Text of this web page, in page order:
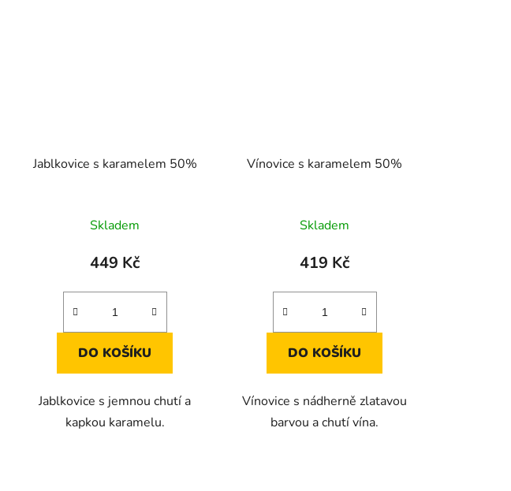
Jablkovice s karamelem 50%
Skladem
449 Kč
DO KOŠÍKU
Jablkovice s jemnou chutí a
kapkou karamelu.
Vínovice s karamelem 50%
Skladem
419 Kč
DO KOŠÍKU
Vínovice s nádherně zlatavou
barvou a chutí vína.